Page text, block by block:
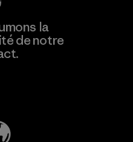
la
de notre